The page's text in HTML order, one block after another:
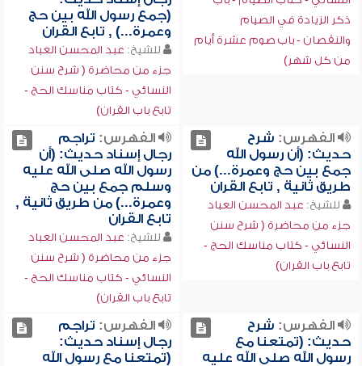
ذكر الزيادة في الصيام
والنقصان - باب صوم عشرة أيام
من كل شهر)
(جمع رسول الله بين حج
وعمرة...) , تابع القران
للشيخ: عبد المحسن العباد
جزء من محاضرة ( شرح سنن
النسائي - كتاب مناسك الحج -
تابع باب القران)
الفهرس: شرح
حديث: (أن رسول الله
جمع بين حج وعمرة...) من
طريق ثانية , تابع القران
للشيخ: عبد المحسن العباد
جزء من محاضرة ( شرح سنن
النسائي - كتاب مناسك الحج -
تابع باب القران)
الفهرس: تراجم
رجال إسناد حديث: (أن
رسول الله صلى الله عليه
وسلم جمع بين حج
وعمرة...) من طريق ثانية ,
تابع القران
للشيخ: عبد المحسن العباد
جزء من محاضرة ( شرح سنن
النسائي - كتاب مناسك الحج -
تابع باب القران)
الفهرس: شرح
حديث: (تمتعنا مع
رسول الله صلى الله عليه
الفهرس: تراجم
رجال إسناد حديث:
(تمتعنا مع رسول الله